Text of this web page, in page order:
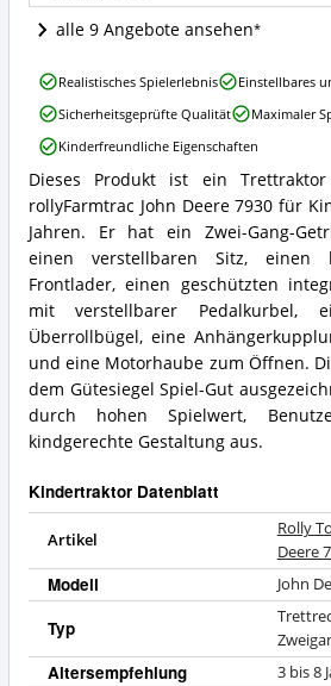
ist
dieser
erhältlich?
alle 9 Angebote ansehen
Rolly
Toys
rollyFarmtrac
John
Deere
7930
Zusammenfassung:
Was
bietet
dieser
Kindertraktor?
Dieses Produkt ist ein
rollyFarmtrac John Deere 7930 für
Jahren. Er hat ein Zwei-Gang-
einen verstellbaren Sitz, einen
Frontlader, einen geschützten
mit verstellbarer Pedalkurbel,
Überrollbügel, eine
und eine Motorhaube zum Öffnen.
dem Gütesiegel Spiel-Gut
durch hohen Spielwert,
kindgerechte Gestaltung aus.
Kindertraktor Datenblatt
Artikel
Rolly
Deere
Modell John
Typ
Altersempfehlung 3 bis 8
Rolly
Toys
rollyFarmtrac
John
Deere
7930
Vorteile:
Was
spricht
für
diesen
Kindertraktor?
Realistisches Spielerlebnis
Einstellbares
Sicherheitsgeprüfte Qualität
Maximaler
Kinderfreundliche Eigenschaften